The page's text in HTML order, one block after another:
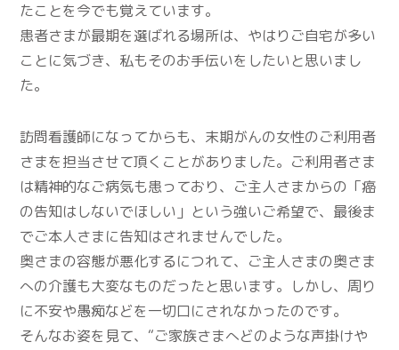
たことを今でも覚えています。
患者さまが最期を選ばれる場所は、やはりご自宅が多い
ことに気づき、私もそのお手伝いをしたいと思いまし
た。
訪問看護師になってからも、末期がんの女性のご利用者
さまを担当させて頂くことがありました。ご利用者さま
は精神的なご病気も患っており、ご主人さまからの「癌
の告知はしないでほしい」という強いご希望で、最後ま
でご本人さまに告知はされませんでした。
奥さまの容態が悪化するにつれて、ご主人さまの奥さま
への介護も大変なものだったと思います。しかし、周り
に不安や愚痴などを一切口にされなかったのです。
そんなお姿を見て、“ご家族さまへどのような声掛けや